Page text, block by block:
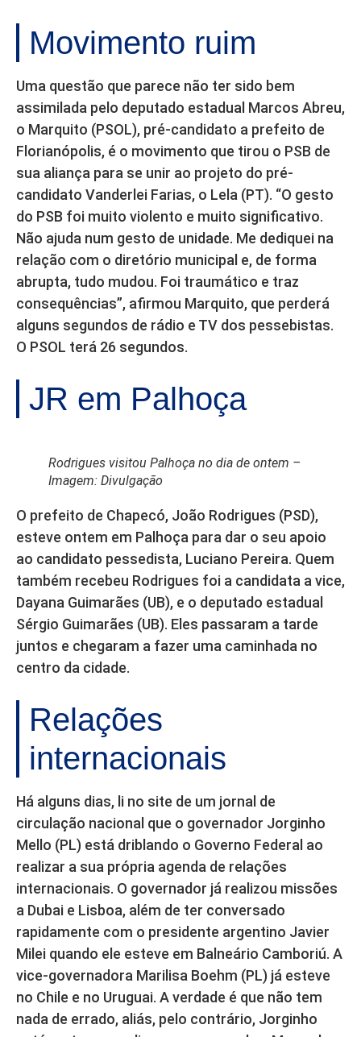
Movimento ruim
Uma questão que parece não ter sido bem
assimilada pelo deputado estadual Marcos Abreu,
o Marquito (PSOL), pré-candidato a prefeito de
Florianópolis, é o movimento que tirou o PSB de
sua aliança para se unir ao projeto do pré-
candidato Vanderlei Farias, o Lela (PT). “O gesto
do PSB foi muito violento e muito significativo.
Não ajuda num gesto de unidade. Me dediquei na
relação com o diretório municipal e, de forma
abrupta, tudo mudou. Foi traumático e traz
consequências”, afirmou Marquito, que perderá
alguns segundos de rádio e TV dos pessebistas.
O PSOL terá 26 segundos.
JR em Palhoça
Rodrigues visitou Palhoça no dia de ontem –
Imagem: Divulgação
O prefeito de Chapecó, João Rodrigues (PSD),
esteve ontem em Palhoça para dar o seu apoio
ao candidato pessedista, Luciano Pereira. Quem
também recebeu Rodrigues foi a candidata a vice,
Dayana Guimarães (UB), e o deputado estadual
Sérgio Guimarães (UB). Eles passaram a tarde
juntos e chegaram a fazer uma caminhada no
centro da cidade.
Relações
internacionais
Há alguns dias, li no site de um jornal de
circulação nacional que o governador Jorginho
Mello (PL) está driblando o Governo Federal ao
realizar a sua própria agenda de relações
internacionais. O governador já realizou missões
a Dubai e Lisboa, além de ter conversado
rapidamente com o presidente argentino Javier
Milei quando ele esteve em Balneário Camboriú. A
vice-governadora Marilisa Boehm (PL) já esteve
no Chile e no Uruguai. A verdade é que não tem
nada de errado, aliás, pelo contrário, Jorginho